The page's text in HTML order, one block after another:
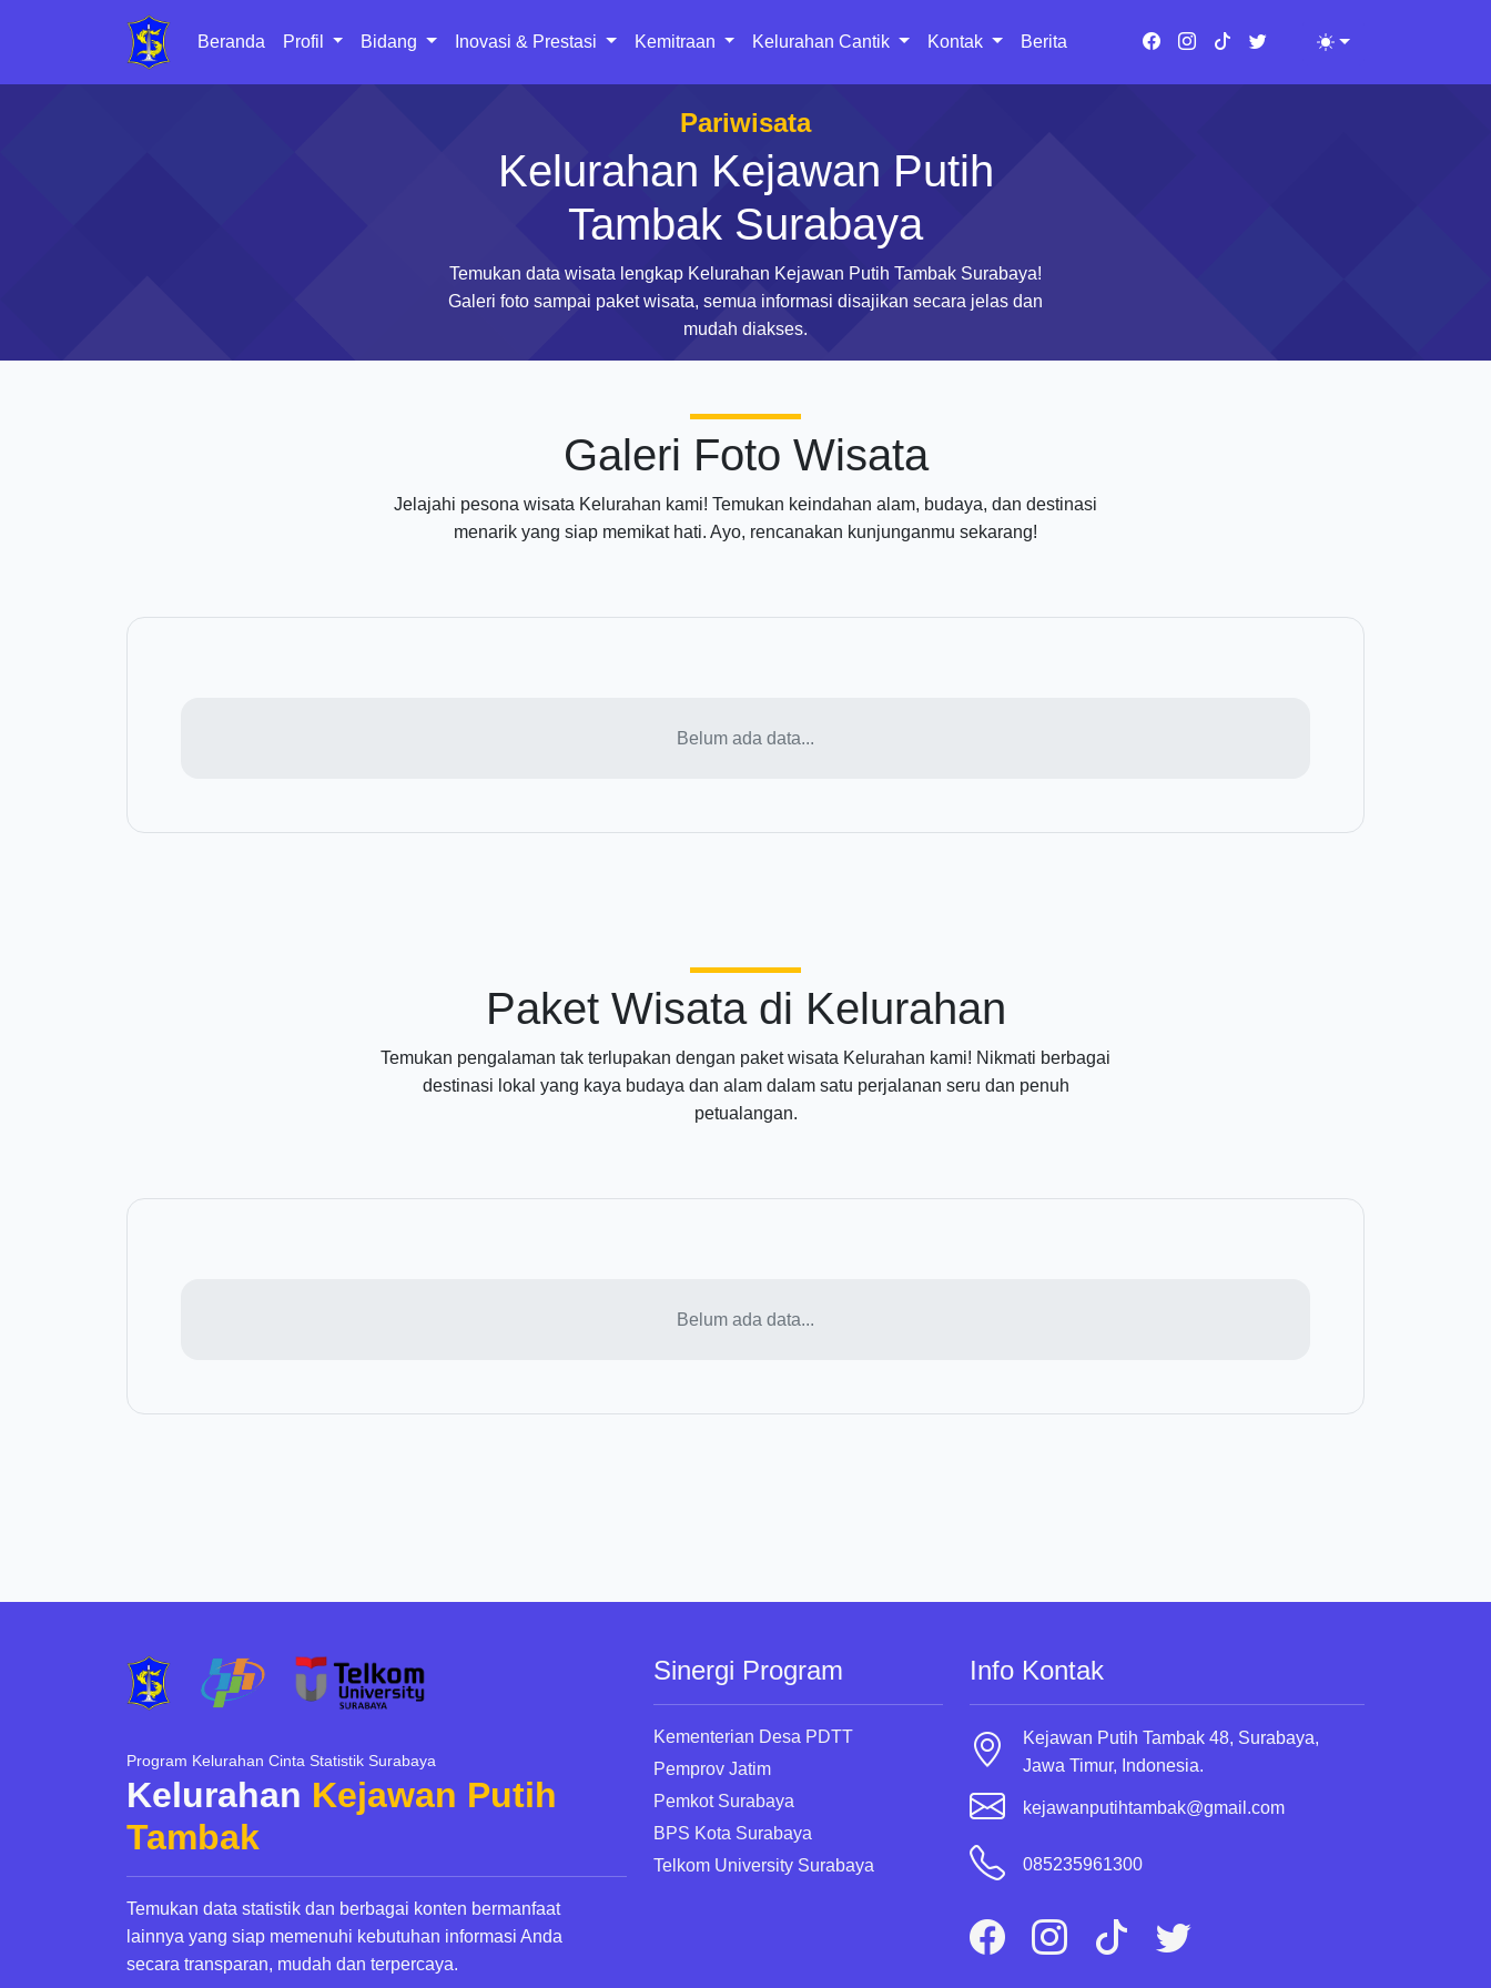
Beranda Profil Bidang Inovasi & Prestasi Kemitraan Kelurahan Cantik Kontak Berita
Toggle theme
Pariwisata
Kelurahan Kejawan Putih
Tambak Surabaya
Temukan data wisata lengkap Kelurahan Kejawan Putih Tambak Surabaya!
Galeri foto sampai paket wisata, semua informasi disajikan secara jelas dan
mudah diakses.
Galeri Foto Wisata
Jelajahi pesona wisata Kelurahan kami! Temukan keindahan alam, budaya, dan destinasi
menarik yang siap memikat hati. Ayo, rencanakan kunjunganmu sekarang!
Belum ada data...
Paket Wisata di Kelurahan
Temukan pengalaman tak terlupakan dengan paket wisata Kelurahan kami! Nikmati berbagai
destinasi lokal yang kaya budaya dan alam dalam satu perjalanan seru dan penuh
petualangan.
Belum ada data...
Program Kelurahan Cinta Statistik Surabaya
Kelurahan Kejawan Putih
Tambak
Temukan data statistik dan berbagai konten bermanfaat
lainnya yang siap memenuhi kebutuhan informasi Anda
secara transparan, mudah dan terpercaya.
Sinergi Program
Kementerian Desa PDTT
Pemprov Jatim
Pemkot Surabaya
BPS Kota Surabaya
Telkom University Surabaya
Info Kontak
Kejawan Putih Tambak 48, Surabaya,
Jawa Timur, Indonesia.
kejawanputihtambak@gmail.com
085235961300